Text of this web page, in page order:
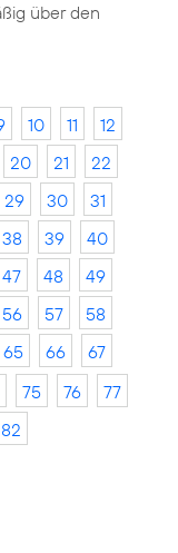
über den
10 11
12
20 21
22
29 30
31
38 39
40
47 48
49
56 57
58
65 66
67
75 76
77
82